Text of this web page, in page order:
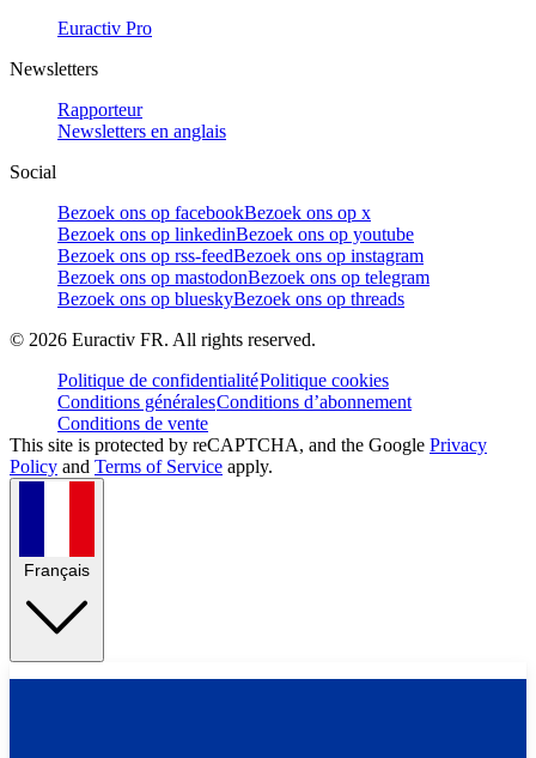
Euractiv Pro
Newsletters
Rapporteur
Newsletters en anglais
Social
Bezoek ons op facebookBezoek ons op x
Bezoek ons op linkedinBezoek ons op youtube
Bezoek ons op rss-feedBezoek ons op instagram
Bezoek ons op mastodonBezoek ons op telegram
Bezoek ons op blueskyBezoek ons op threads
© 2026 Euractiv FR. All rights reserved.
Politique de confidentialitéPolitique cookies
Conditions généralesConditions d’abonnement
Conditions de vente
This site is protected by reCAPTCHA, and the Google Privacy
Policy and Terms of Service apply.
Français